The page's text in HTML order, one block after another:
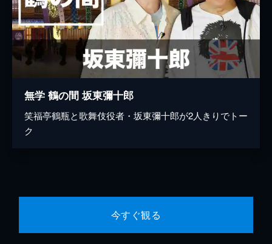
無学 鶴の間 坂東彌十郎
笑福亭鶴瓶と歌舞伎役者・坂東彌十郎が2人きりでトー
ク
今すぐ観る